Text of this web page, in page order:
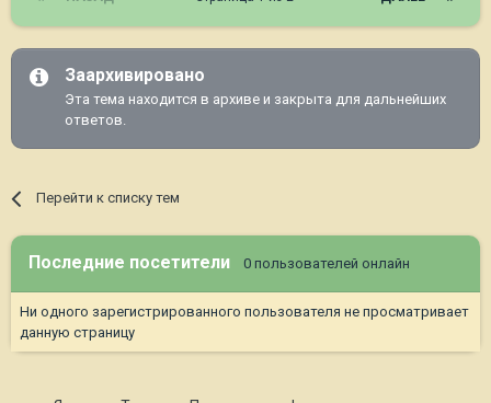
Заархивировано
Эта тема находится в архиве и закрыта для дальнейших
ответов.
Перейти к списку тем
Последние посетители 0 пользователей онлайн
Ни одного зарегистрированного пользователя не просматривает
данную страницу